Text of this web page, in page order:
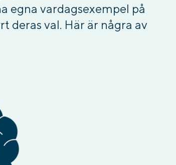
egna vardagsexempel på
deras val. Här är några av